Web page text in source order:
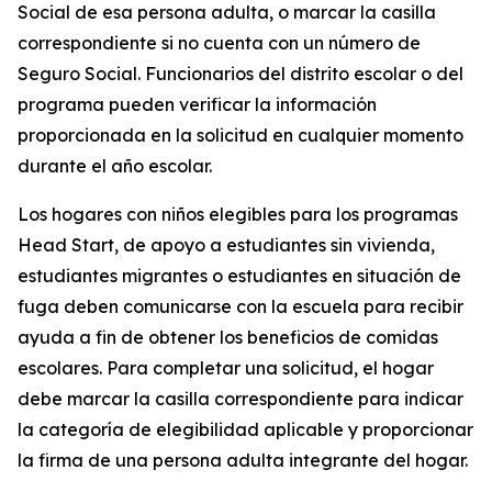
Social de esa persona adulta, o marcar la casilla
correspondiente si no cuenta con un número de
Seguro Social. Funcionarios del distrito escolar o del
programa pueden verificar la información
proporcionada en la solicitud en cualquier momento
durante el año escolar.
Los hogares con niños elegibles para los programas
Head Start, de apoyo a estudiantes sin vivienda,
estudiantes migrantes o estudiantes en situación de
fuga deben comunicarse con la escuela para recibir
ayuda a fin de obtener los beneficios de comidas
escolares. Para completar una solicitud, el hogar
debe marcar la casilla correspondiente para indicar
la categoría de elegibilidad aplicable y proporcionar
la firma de una persona adulta integrante del hogar.